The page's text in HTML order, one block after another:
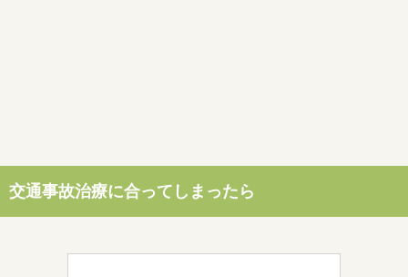
交通事故治療に合ってしまったら